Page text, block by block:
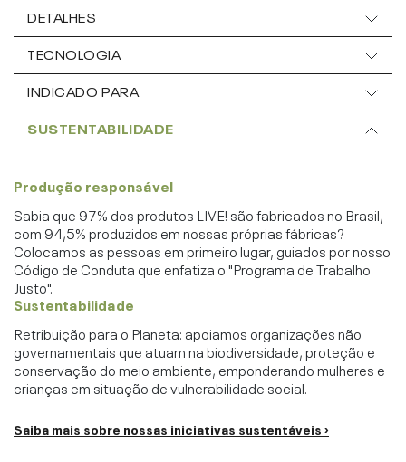
DETALHES
TECNOLOGIA
INDICADO PARA
SUSTENTABILIDADE
Produção responsável
Sabia que 97% dos produtos LIVE! são fabricados no Brasil,
com 94,5% produzidos em nossas próprias fábricas?
Colocamos as pessoas em primeiro lugar, guiados por nosso
Código de Conduta que enfatiza o "Programa de Trabalho
Justo".
Sustentabilidade
Retribuição para o Planeta: apoiamos organizações não
governamentais que atuam na biodiversidade, proteção e
conservação do meio ambiente, emponderando mulheres e
crianças em situação de vulnerabilidade social.
Saiba mais sobre nossas iniciativas sustentáveis ›